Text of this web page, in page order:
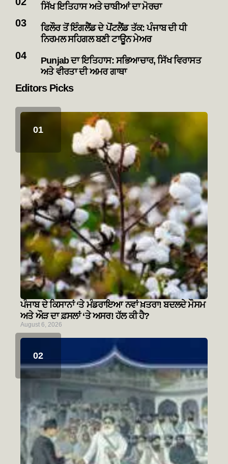
ਸਿੱਖ ਇਤਿਹਾਸ ਅਤੇ ਚਾਬੀਆਂ ਦਾ ਮੋਰਚਾ
ਫਿਲੌਰ ਤੋਂ ਇੰਗਲੈਂਡ ਦੇ ਪੋਂਟਲੈਂਡ ਤੱਕ: ਪੰਜਾਬ ਦੀ ਧੀ
ਨਿਰਮਲ ਸਹਿਗਲ ਬਣੀ ਟਾਊਨ ਮੇਅਰ
Punjab ਦਾ ਇਤਿਹਾਸ: ਸਭਿਆਚਾਰ, ਸਿੱਖ ਵਿਰਾਸਤ
ਅਤੇ ਵੀਰਤਾ ਦੀ ਅਮਰ ਗਾਥਾ
Editors Picks
ਪੰਜਾਬ ਦੇ ਕਿਸਾਨਾਂ ‘ਤੇ ਮੰਡਰਾਇਆ ਨਵਾਂ ਖ਼ਤਰਾ! ਬਦਲਦੇ ਮੌਸਮ
ਅਤੇ ਔੜ ਦਾ ਫ਼ਸਲਾਂ ‘ਤੇ ਅਸਰ! ਹੱਲ ਕੀ ਹੈ?
August 6, 2026